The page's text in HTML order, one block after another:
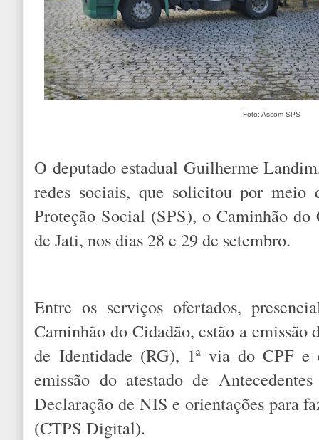
Foto: Ascom SPS
O deputado estadual Guilherme
redes sociais, que solicitou por meio
Proteção Social (SPS), o Caminhão
de Jati, nos dias 28 e 29 de setembro.
Entre os serviços ofertados,
Caminhão do Cidadão, estão a emissão
de Identidade (RG), 1ª via do CPF e
emissão do atestado de
Declaração de NIS e orientações para
(CTPS Digital).